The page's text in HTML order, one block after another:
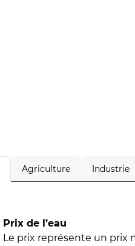
Agriculture Industrie
Prix de l’eau
Le prix représente un prix